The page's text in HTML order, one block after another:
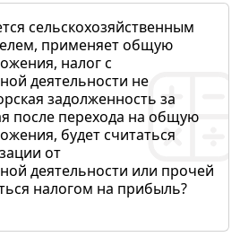
сельскохозяйственным
применяет общую
налог с
деятельности не
задолженность за
после перехода на общую
будет считаться
от
деятельности или прочей
налогом на прибыль?